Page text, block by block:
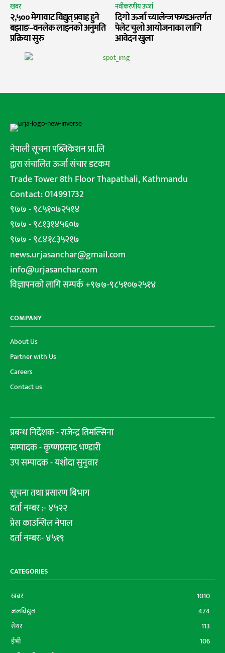
खबर
२,५०० मेगावाट विद्युत् प्रवाह हुने
बझाङ–वनलेक लाइनको अनुमति
प्रक्रिया सुरु
नवीकरणीय ऊर्जा
दिगो ऊर्जा च्यालेन्ज फण्डअन्तर्गत
पेलेट चुलो आयोजनाका लागि
आवेदन खुला
नेपाली सूचना पब्लिकेशन प्रा.लि
द्वारा संचालित ऊर्जा संचार डटकम
Trade Tower 8th Floor Thapathali, Kathmandu
Contact: 014991732
९७७ - ९८५१०७२५१४
९७७ - ९८१३१४५६०७
९७७ - ९८४१८३५२१७
news.urjasanchar@gmail.com
info@urjasanchar.com
विज्ञापनको लागि सम्पर्क +९७७-९८५१०७२५१४
COMPANY
About Us
Partner with Us
Careers
Contact us
प्रबन्ध निर्देशक - राजेन्द्र तिमल्सिना
सम्पादक - कृष्णप्रसाद भण्डारी
उप सम्पादक - यशोदा सुनुवार
सूचना तथा प्रसारण बिभाग
दर्ता नम्बर :- ४५२२
प्रेस काउन्सिल नेपाल
दर्ता नम्बरः- ४५१९
CATEGORIES
खबर
1010
जलविद्युत
474
सेयर
113
ईभी
106